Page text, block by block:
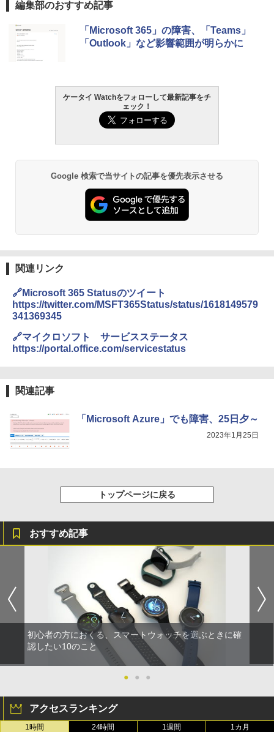
編集部のおすすめ記事
「Microsoft 365」の障害、「Teams」
「Outlook」など影響範囲が明らかに
ケータイ Watchをフォローして最新記事をチ
ェック！
Google 検索で当サイトの記事を優先表示させる
関連リンク
🔗Microsoft 365 Statusのツイート
https://twitter.com/MSFT365Status/status/1618149579
341369345
🔗マイクロソフト サービスステータス
https://portal.office.com/servicestatus
関連記事
「Microsoft Azure」でも障害、25日夕～
2023年1月25日
トップページに戻る
おすすめ記事
初心者の方におくる、スマートウォッチを選ぶときに確
認したい10のこと
● ● ●
アクセスランキング
1時間 24時間 1週間 1カ月